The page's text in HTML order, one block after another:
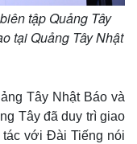
tập Quảng Tây
tại Quảng Tây Nhật
Tây Nhật Báo và
Tây đã duy trì giao
với Đài Tiếng nói